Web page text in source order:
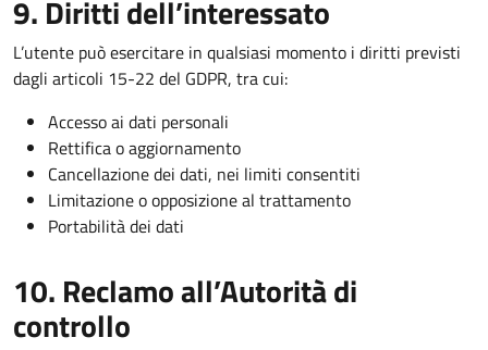
9. Diritti dell’interessato
L’utente può esercitare in qualsiasi momento i diritti previsti
dagli articoli 15-22 del GDPR, tra cui:
Accesso ai dati personali
Rettifica o aggiornamento
Cancellazione dei dati, nei limiti consentiti
Limitazione o opposizione al trattamento
Portabilità dei dati
10. Reclamo all’Autorità di
controllo